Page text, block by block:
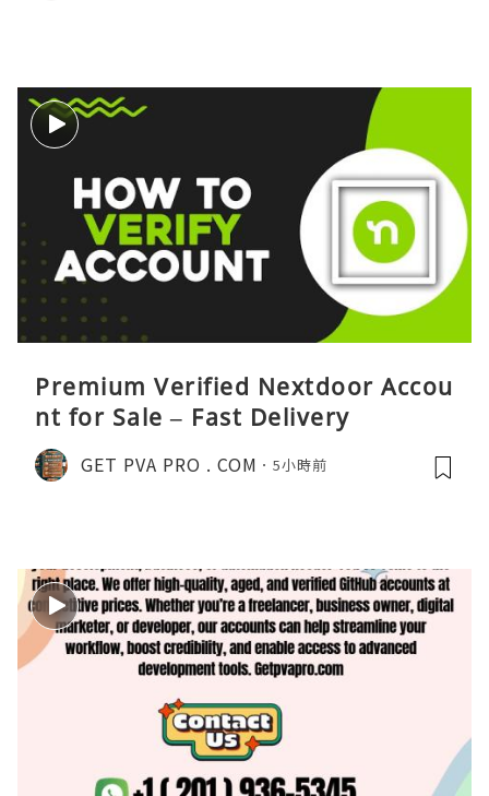
Premium Verified Nextdoor Accou
nt for Sale – Fast Delivery
GET PVA PRO . COM 5小時前